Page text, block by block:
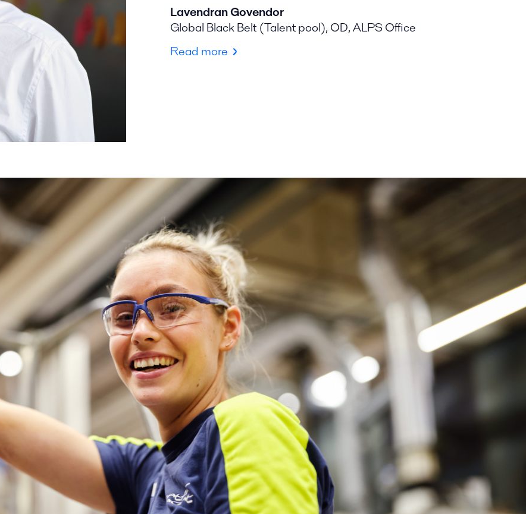
Lavendran Govendor
Global Black Belt (Talent pool), OD, ALPS Office
Read more